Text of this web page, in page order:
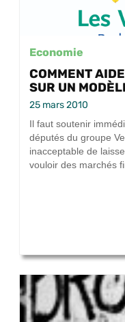
Economie
COMMENT
SUR UN
25 mars 2010
Il faut soutenir
députés du groupe
inacceptable de
vouloir des marchés